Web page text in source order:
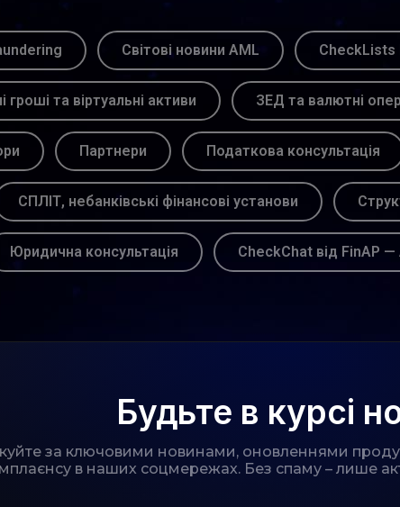
Світові новини AML CheckLists
гроші та віртуальні активи ЗЕД та валютні
Партнери Податкова консультація
СПЛІТ, небанківські фінансові установи
Юридична консультація CheckChat від FinAP
Будьте в курсі
за ключовими новинами, оновленнями
в наших соцмережах. Без спаму – лише